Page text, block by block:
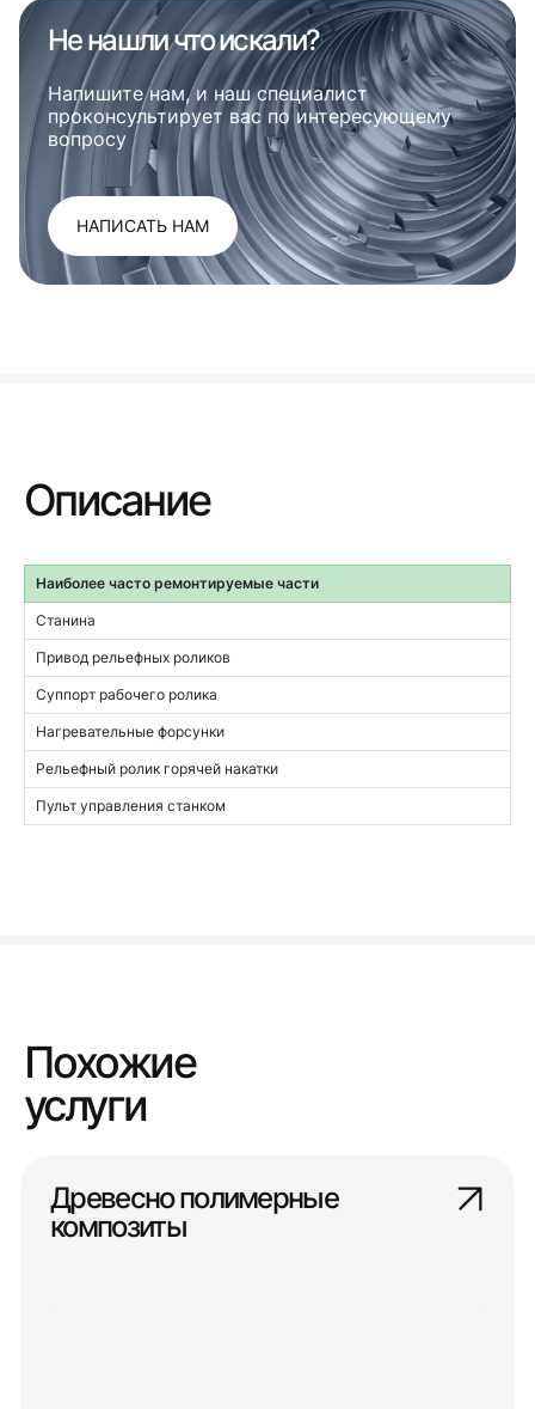
Не нашли что искали?
Напишите нам, и наш специалист
проконсультирует вас по интересующему
вопросу
НАПИСАТЬ НАМ
Описание
Наиболее часто ремонтируемые части
Станина
Привод рельефных роликов
Суппорт рабочего ролика
Нагревательные форсунки
Рельефный ролик горячей накатки
Пульт управления станком
Похожие
услуги
Древесно полимерные
композиты